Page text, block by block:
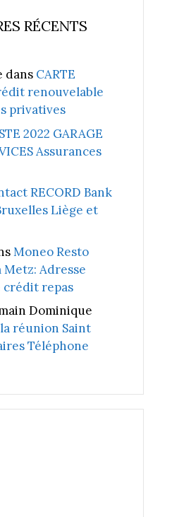
RÉCENTS
dans CARTE
renouvelable
privatives
2022 GARAGE
Assurances
RECORD Bank
Liège et
Moneo Resto
Adresse
crédit repas
Dominique
réunion Saint
Téléphone